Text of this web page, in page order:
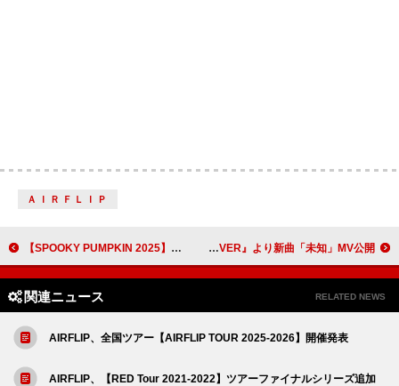
ＡＩＲＦＬＩＰ
【SPOOKY PUMPKIN 2025】全出演アーティスト発表 Elle Teresaら28組のアーティストの追加発表 Cody・Lee(李)、ニューEP『SILVER』より新曲「未知」MV公開
関連ニュース RELATED NEWS
AIRFLIP、全国ツアー【AIRFLIP TOUR 2025-2026】開催発表
AIRFLIP、【RED Tour 2021-2022】ツアーファイナルシリーズ追加